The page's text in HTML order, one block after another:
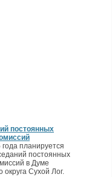
постоянных
планируется
постоянных
в Думе
округа Сухой Лог.